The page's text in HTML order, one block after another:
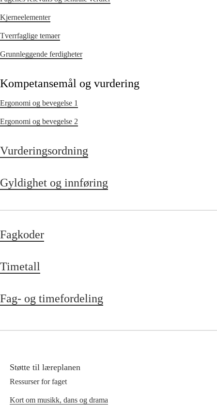
Kjerneelementer
Tverrfaglige temaer
Grunnleggende ferdigheter
Kompetansemål og vurdering
Ergonomi og bevegelse 1
Ergonomi og bevegelse 2
Vurderingsordning
Gyldighet og innføring
Fagkoder
Timetall
Fag- og timefordeling
Støtte til læreplanen
Ressurser for faget
Kort om musikk, dans og drama